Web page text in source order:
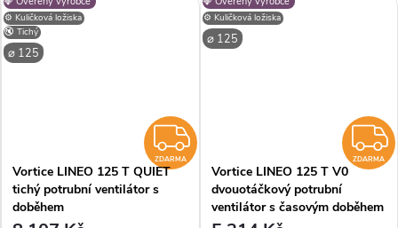
motor, kuličková ložiska, průtok
vzduchu max. 380 m3/h, max.
teplota 60 °C, příkon 6,6–24...
motor, kuličková ložiska, průtok
vzduchu max. 320 m3/h, max.
teplota 45 °C, příkon 11–27...
⚙️ Kuličková ložiska
🔇 Tichý
⌀ 125
ZDARMA
ZDARMA
Vortice LINEO 125 T QUIET
tichý potrubní ventilátor s
doběhem
⚙️ Kuličková ložiska
⌀ 125
ZDARMA
Vortice LINEO 125 T V0
dvouotáčkový potrubní
ventilátor s časovým doběhem